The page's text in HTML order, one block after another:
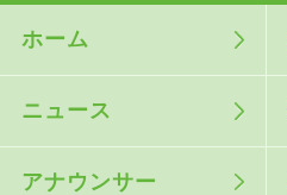
ホーム
ニュース
アナウンサー